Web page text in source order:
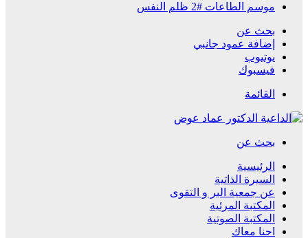
موسم الطاعات #2 ظلم النفس
بحث عن
إضافة عمود جانبي
يوتيوب
فيسبوك
القائمة
بحث عن
الرئيسية
السيرة الذاتية
عن جمعية البر و التقوى
المكتبة المرئية
المكتبة الصوتية
احنا معاك